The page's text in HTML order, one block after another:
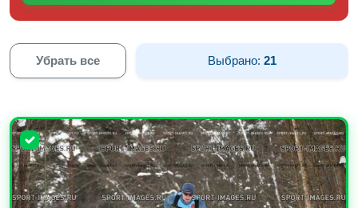
Убрать все Выбрано:21